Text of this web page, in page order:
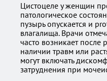
Цистоцеле у женщин
патологическое
пузырь опускается и
влагалища. Врачи
часто возникает
наличии травм или
могут включать
затруднения при